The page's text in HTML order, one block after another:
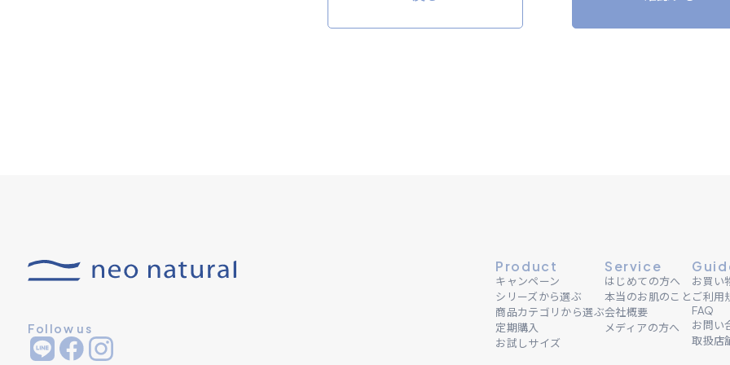
Product
キャンペーン
シリーズから選ぶ
商品カテゴリから選ぶ
定期購入
お試しサイズ
Service
はじめての方へ
本当のお肌のこと
会社概要
メディアの方へ
お買い
ご利用
FAQ
お問い
取扱店
Follow us